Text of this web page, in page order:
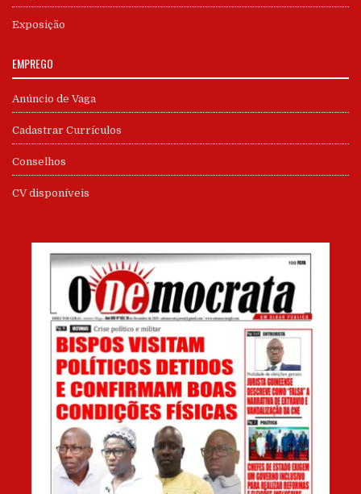
Exposição
EMPREGO
Anúncio de Vaga
Cadastrar Currículos
Conselhos
CV disponíveis